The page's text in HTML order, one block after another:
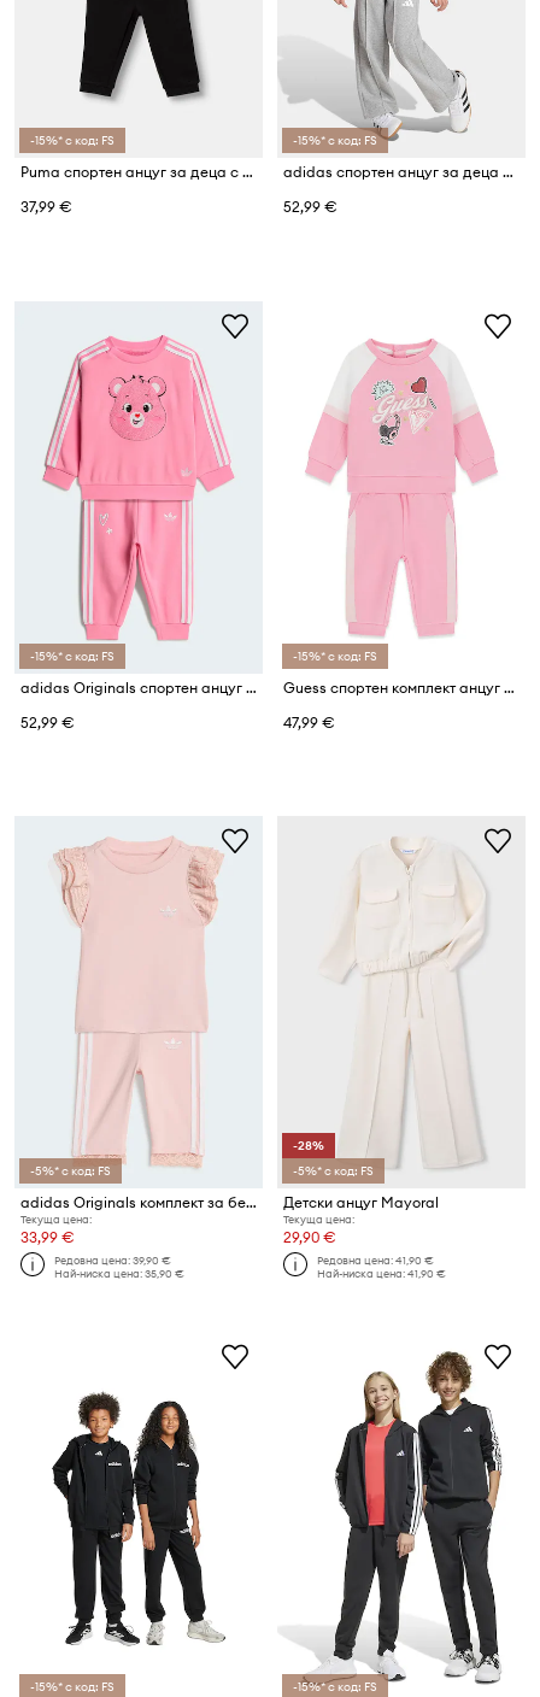
-15%* с код: FS
Puma спортен анцуг за деца с памук MINICATS ESS Raglan Crew Se
37,99 €
-15%* с код: FS
adidas спортен анцуг за деца с памук
52,99 €
-15%* с код: FS
adidas Originals спортен анцуг за деца с памук CARE BEARS
52,99 €
-15%* с код: FS
Guess спортен комплект анцуг за деца от памук
47,99 €
-5%* с код: FS
adidas Originals комплект за бебе от памук
Текуща цена:
33,99 €
Редовна цена:39,90 €
Най-ниска цена:35,90 €
-28%
-5%* с код: FS
Детски анцуг Mayoral
Текуща цена:
29,90 €
Редовна цена:41,90 €
Най-ниска цена:41,90 €
-15%* с код: FS -15%* с код: FS